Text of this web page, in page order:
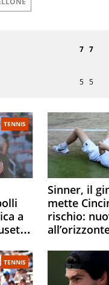
7 7
5 5
TENNIS
a
Sinner, il
mette
rischio:
lo US Open
TENNIS